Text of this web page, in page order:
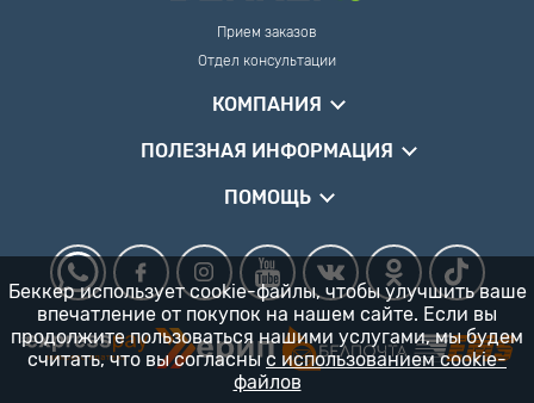
Прием заказов
Отдел консультации
КОМПАНИЯ
ПОЛЕЗНАЯ ИНФОРМАЦИЯ
ПОМОЩЬ
Беккер использует cookie-файлы, чтобы улучшить ваше
впечатление от покупок на нашем сайте. Если вы
продолжите пользоваться нашими услугами, мы будем
считать, что вы согласны с использованием cookie-
файлов